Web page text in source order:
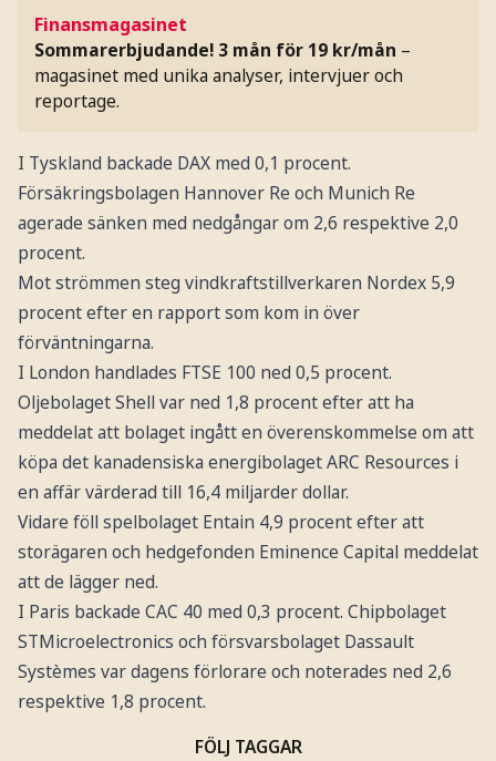
Finansmagasinet
Sommarerbjudande! 3 mån för 19 kr/mån –
magasinet med unika analyser, intervjuer och
reportage.
I Tyskland backade DAX med 0,1 procent.
Försäkringsbolagen Hannover Re och Munich Re
agerade sänken med nedgångar om 2,6 respektive 2,0
procent.
Mot strömmen steg vindkraftstillverkaren Nordex 5,9
procent efter en rapport som kom in över
förväntningarna.
I London handlades FTSE 100 ned 0,5 procent.
Oljebolaget Shell var ned 1,8 procent efter att ha
meddelat att bolaget ingått en överenskommelse om att
köpa det kanadensiska energibolaget ARC Resources i
en affär värderad till 16,4 miljarder dollar.
Vidare föll spelbolaget Entain 4,9 procent efter att
storägaren och hedgefonden Eminence Capital meddelat
att de lägger ned.
I Paris backade CAC 40 med 0,3 procent. Chipbolaget
STMicroelectronics och försvarsbolaget Dassault
Systèmes var dagens förlorare och noterades ned 2,6
respektive 1,8 procent.
FÖLJ TAGGAR